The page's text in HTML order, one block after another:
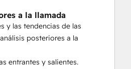
a la llamada
y las tendencias de las
posteriores a la
entrantes y salientes.